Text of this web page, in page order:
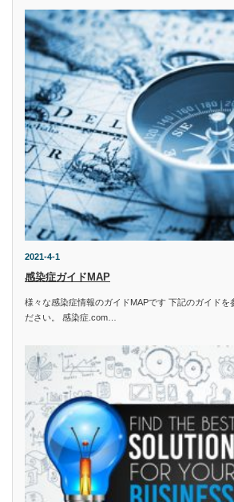
2021-4-1
感染症ガイドMAP
様々な感染症情報のガイドMAPです 下記のガイドを
ださい。 感染症.com…